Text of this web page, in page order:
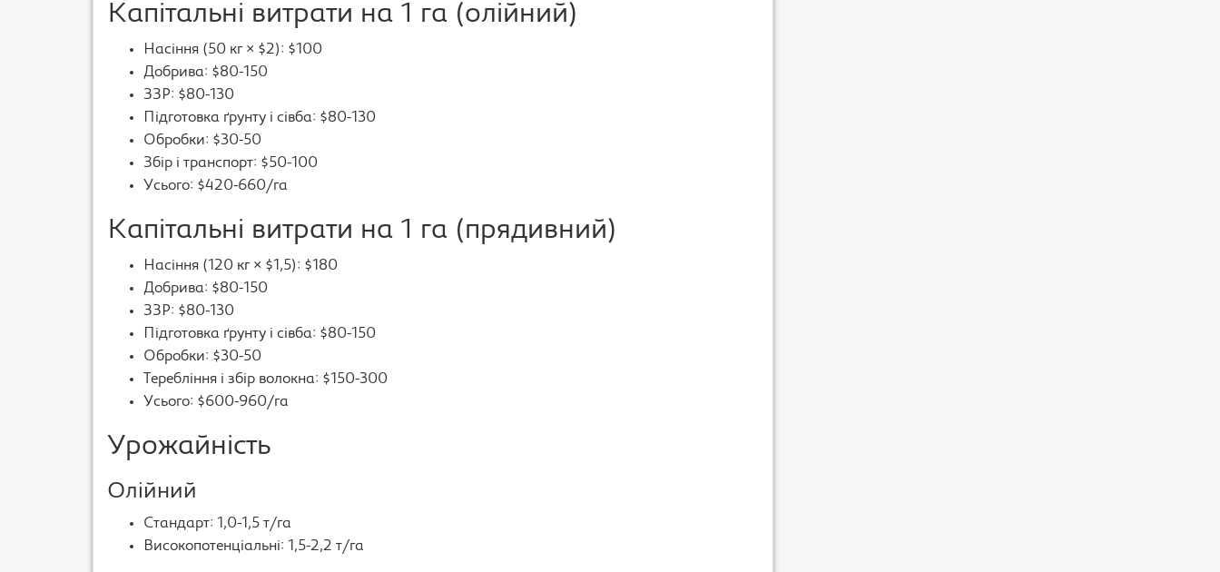
Капітальні витрати на 1 га (олійний)
Насіння (50 кг × $2): $100
Добрива: $80-150
ЗЗР: $80-130
Підготовка ґрунту і сівба: $80-130
Обробки: $30-50
Збір і транспорт: $50-100
Усього: $420-660/га
Капітальні витрати на 1 га (прядивний)
Насіння (120 кг × $1,5): $180
Добрива: $80-150
ЗЗР: $80-130
Підготовка ґрунту і сівба: $80-150
Обробки: $30-50
Теребління і збір волокна: $150-300
Усього: $600-960/га
Урожайність
Олійний
Стандарт: 1,0-1,5 т/га
Високопотенціальні: 1,5-2,2 т/га